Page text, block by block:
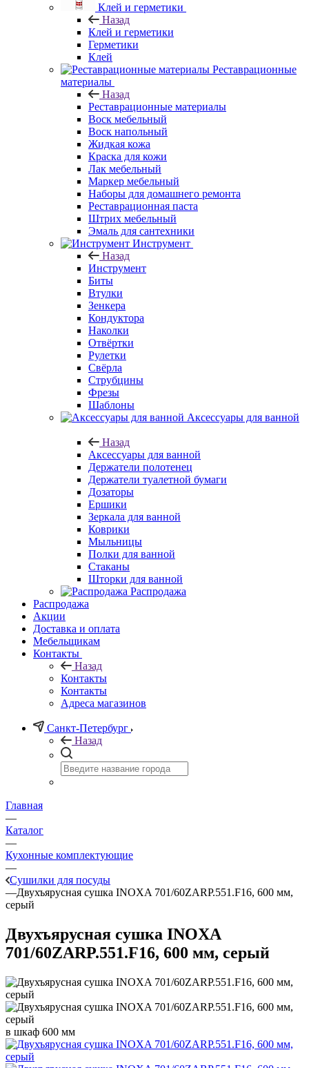
Клей и герметики
Назад
Клей и герметики
Герметики
Клей
Реставрационные
материалы
Назад
Реставрационные материалы
Воск мебельный
Воск напольный
Жидкая кожа
Краска для кожи
Лак мебельный
Маркер мебельный
Наборы для домашнего ремонта
Реставрационная паста
Штрих мебельный
Эмаль для сантехники
Инструмент
Назад
Инструмент
Биты
Втулки
Зенкера
Кондуктора
Наколки
Отвёртки
Рулетки
Свёрла
Струбцины
Фрезы
Шаблоны
Аксессуары для ванной
Назад
Аксессуары для ванной
Держатели полотенец
Держатели туалетной бумаги
Дозаторы
Ершики
Зеркала для ванной
Коврики
Мыльницы
Полки для ванной
Стаканы
Шторки для ванной
Распродажа
Распродажа
Акции
Доставка и оплата
Мебельщикам
Контакты
Назад
Контакты
Контакты
Адреса магазинов
Санкт-Петербург
Назад
Главная
—
Каталог
—
Кухонные комплектующие
—
Сушилки для посуды
—Двухъярусная сушка INOXA 701/60ZARP.551.F16, 600 мм,
серый
Двухъярусная сушка INOXA
701/60ZARP.551.F16, 600 мм, серый
в шкаф 600 мм